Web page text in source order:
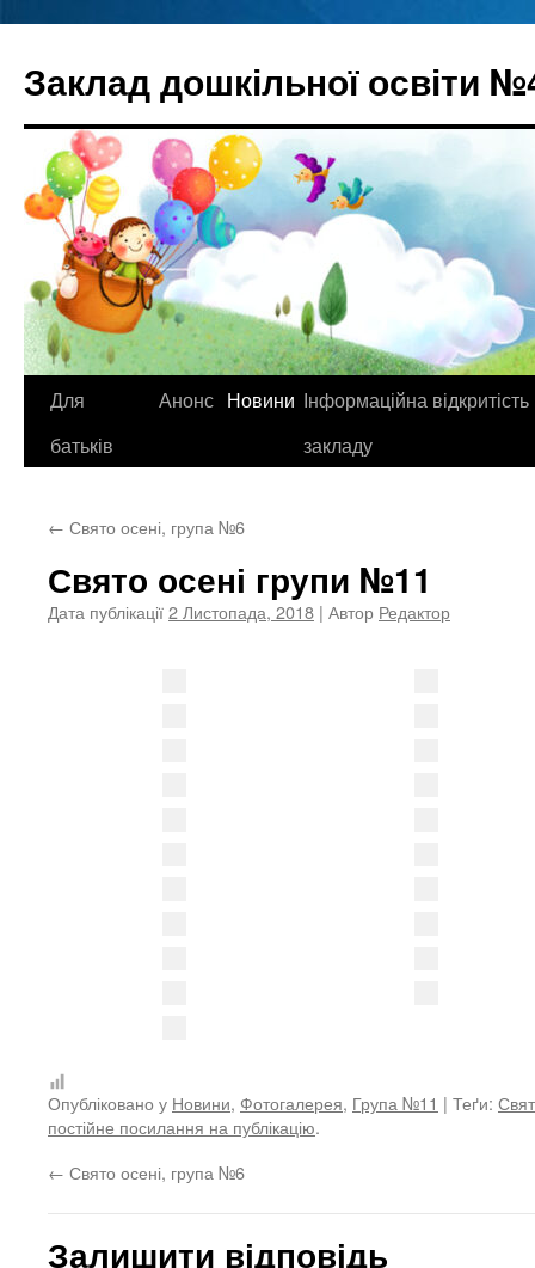
вмісту
Заклад дошкільної освіти
Для
батьків
Анонс Новини Інформаційна відкритість
закладу
← Свято осені, група №6
Свято осені групи №11
Дата публікації2 Листопада, 2018 | Автор Редактор
Опубліковано у Новини, Фотогалерея, Група №11 | Теґи:
постійне посилання на публікацію.
← Свято осені, група №6
Залишити відповідь